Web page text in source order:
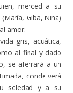
merced a su
Giba, Nina)
amor.
gris, acuática,
al final y dado
se aferrará a un
donde verá
soledad y a su